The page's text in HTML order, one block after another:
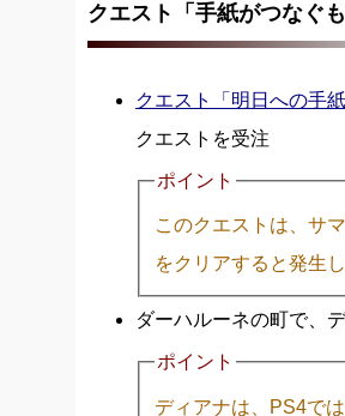
クエスト「手紙がつなぐ
クエスト「明日への手紙
クエストを受注
ポイント
このクエストは、サ
をクリアすると発生し
ダーハルーネの町で、
ポイント
ディアナは、PS4で